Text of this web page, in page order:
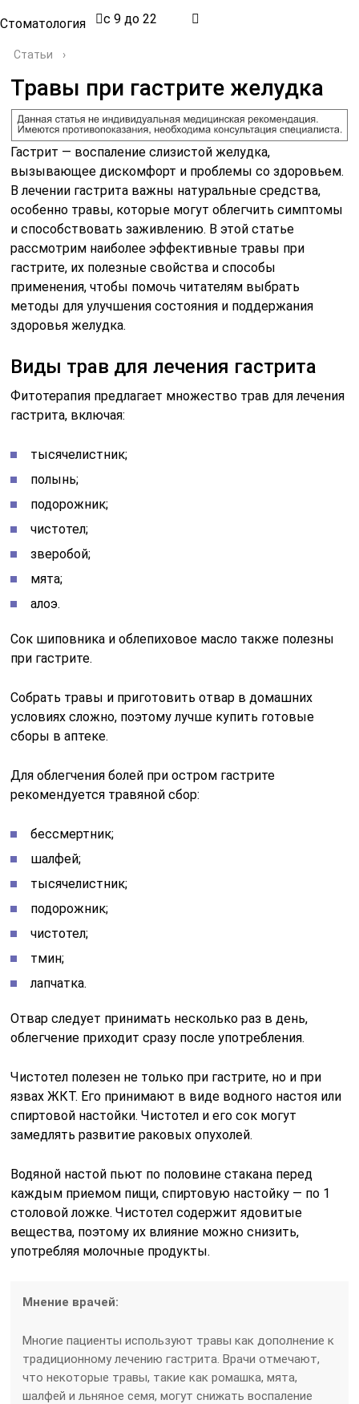
Стоматология с 9 до 22
Статьи ›
Травы при гастрите желудка
Гастрит — воспаление слизистой желудка,
вызывающее дискомфорт и проблемы со здоровьем.
В лечении гастрита важны натуральные средства,
особенно травы, которые могут облегчить симптомы
и способствовать заживлению. В этой статье
рассмотрим наиболее эффективные травы при
гастрите, их полезные свойства и способы
применения, чтобы помочь читателям выбрать
методы для улучшения состояния и поддержания
здоровья желудка.
Виды трав для лечения гастрита
Фитотерапия предлагает множество трав для лечения
гастрита, включая:
тысячелистник;
полынь;
подорожник;
чистотел;
зверобой;
мята;
алоэ.
Сок шиповника и облепиховое масло также полезны
при гастрите.
Собрать травы и приготовить отвар в домашних
условиях сложно, поэтому лучше купить готовые
сборы в аптеке.
Для облегчения болей при остром гастрите
рекомендуется травяной сбор:
бессмертник;
шалфей;
тысячелистник;
подорожник;
чистотел;
тмин;
лапчатка.
Отвар следует принимать несколько раз в день,
облегчение приходит сразу после употребления.
Чистотел полезен не только при гастрите, но и при
язвах ЖКТ. Его принимают в виде водного настоя или
спиртовой настойки. Чистотел и его сок могут
замедлять развитие раковых опухолей.
Водяной настой пьют по половине стакана перед
каждым приемом пищи, спиртовую настойку — по 1
столовой ложке. Чистотел содержит ядовитые
вещества, поэтому их влияние можно снизить,
употребляя молочные продукты.
Мнение врачей:
Многие пациенты используют травы как дополнение к
традиционному лечению гастрита. Врачи отмечают,
что некоторые травы, такие как ромашка, мята,
шалфей и льняное семя, могут снижать воспаление